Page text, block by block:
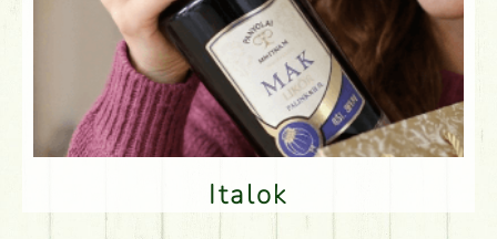
Italok